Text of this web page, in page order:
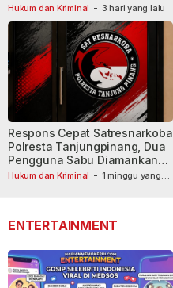
Hukum dan Kriminal - 3 hari yang lalu
Hukum dan Kriminal - 1 minggu yang
Respons Cepat Satresnarkoba
Polresta Tanjungpinang, Dua
Pengguna Sabu Diamankan
Usai Dilaporkan ke Call Center
ENTERTAINMENT